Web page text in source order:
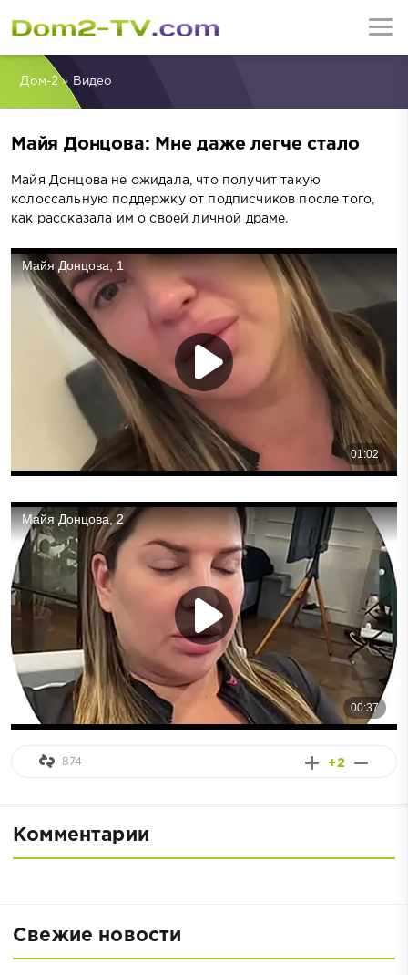
Дом-2» Видео
Майя Донцова: Мне даже легче стало
Майя Донцова не ожидала, что получит такую
колоссальную поддержку от подписчиков после того,
как рассказала им о своей личной драме.
+2
874
Комментарии
Свежие новости